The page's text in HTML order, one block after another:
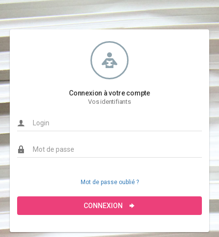
Connexion à votre compte
Vos identifiants
Mot de passe oublié ?
CONNEXION